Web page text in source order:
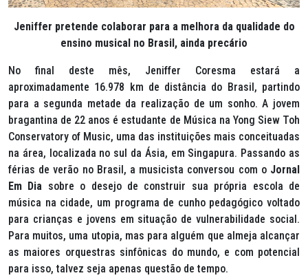
Jeniffer pretende colaborar para a melhora da qualidade do
ensino musical no Brasil, ainda precário
No final deste mês, Jeniffer Coresma estará a
aproximadamente 16.978 km de distância do Brasil, partindo
para a segunda metade da realização de um sonho. A jovem
bragantina de 22 anos é estudante de Música na Yong Siew Toh
Conservatory of Music, uma das instituições mais conceituadas
na área, localizada no sul da Ásia, em Singapura. Passando as
férias de verão no Brasil, a musicista conversou com o Jornal
Em Dia sobre o desejo de construir sua própria escola de
música na cidade, um programa de cunho pedagógico voltado
para crianças e jovens em situação de vulnerabilidade social.
Para muitos, uma utopia, mas para alguém que almeja alcançar
as maiores orquestras sinfônicas do mundo, e com potencial
para isso, talvez seja apenas questão de tempo.